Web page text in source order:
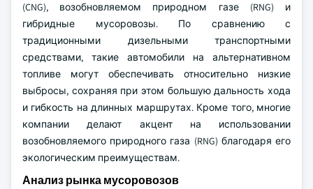
(CNG), возобновляемом природном газе (RNG) и
гибридные мусоровозы. По сравнению с
традиционными дизельными транспортными
средствами, такие автомобили на альтернативном
топливе могут обеспечивать относительно низкие
выбросы, сохраняя при этом большую дальность хода
и гибкость на длинных маршрутах. Кроме того, многие
компании делают акцент на использовании
возобновляемого природного газа (RNG) благодаря его
экологическим преимуществам.
Анализ рынка мусоровозов